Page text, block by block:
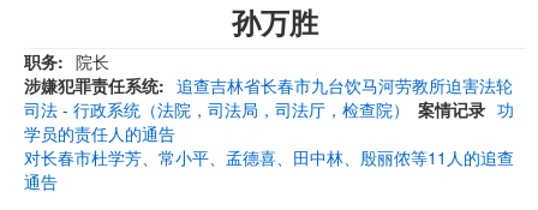
孙万胜
职务
院长
涉嫌犯罪责任系统
司法 - 行政系统（法院，司法局，司法厅，检查院）
案情记录
追查吉林省长春市九台饮马河劳教所迫害法轮
功
学员的责任人的通告
对长春市杜学芳、常小平、孟德喜、田中林、殷丽侬等11人的追查
通告